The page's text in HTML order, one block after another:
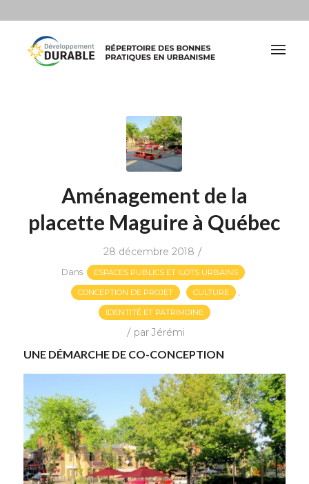
Aménagement de la
placette Maguire à Québec
28 décembre 2018 /
Dans ESPACES PUBLICS ET ILOTS URBAINS
CONCEPTION DE PROJET CULTURE ,
IDENTITÉ ET PATRIMOINE
/ parJérémi
UNE DÉMARCHE DE CO-CONCEPTION